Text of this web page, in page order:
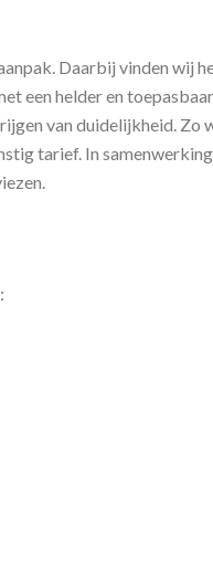
Daarbij vinden wij
een helder en
van duidelijkheid. Zo
tarief. In